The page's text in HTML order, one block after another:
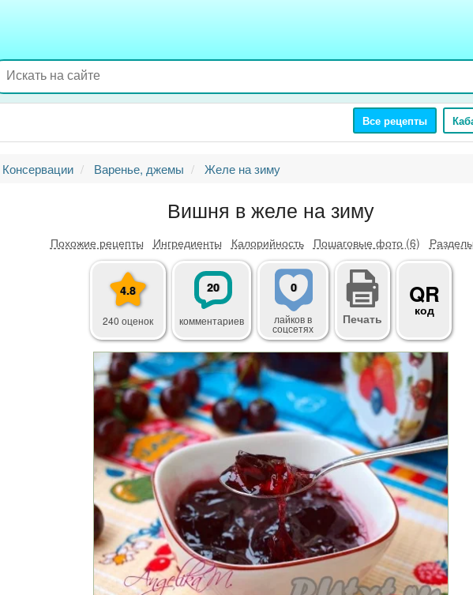
Все рецепты
Консервации Варенье, джемы Желе на зиму
Вишня в желе на зиму
Похожие рецепты Ингредиенты Калорийность Пошаговые фото (6)
4.8
240 оценок
20
комментариев
0
лайковв
соцсетях
Печать
QR
код